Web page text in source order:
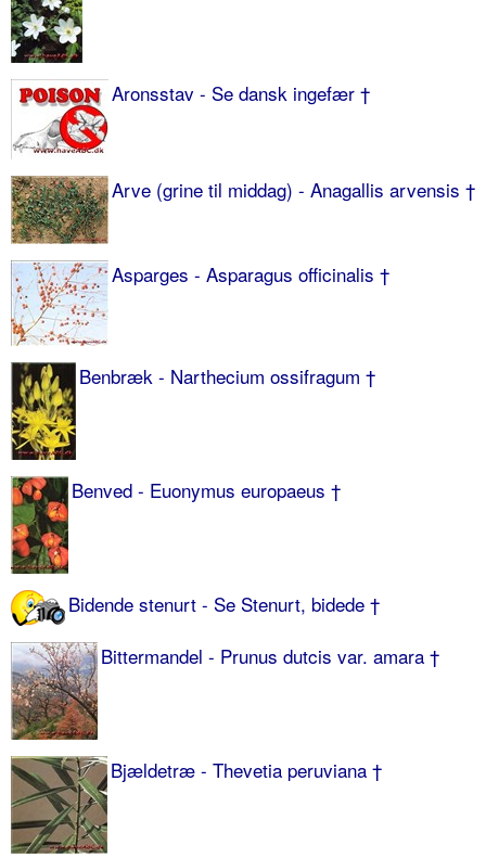
Aronsstav - Se dansk ingefær †
Arve (grine til middag) - Anagallis arvensis †
Asparges - Asparagus officinalis †
Benbræk - Narthecium ossifragum †
Benved - Euonymus europaeus †
Bidende stenurt - Se Stenurt, bidede †
Bittermandel - Prunus dutcis var. amara †
Bjældetræ - Thevetia peruviana †